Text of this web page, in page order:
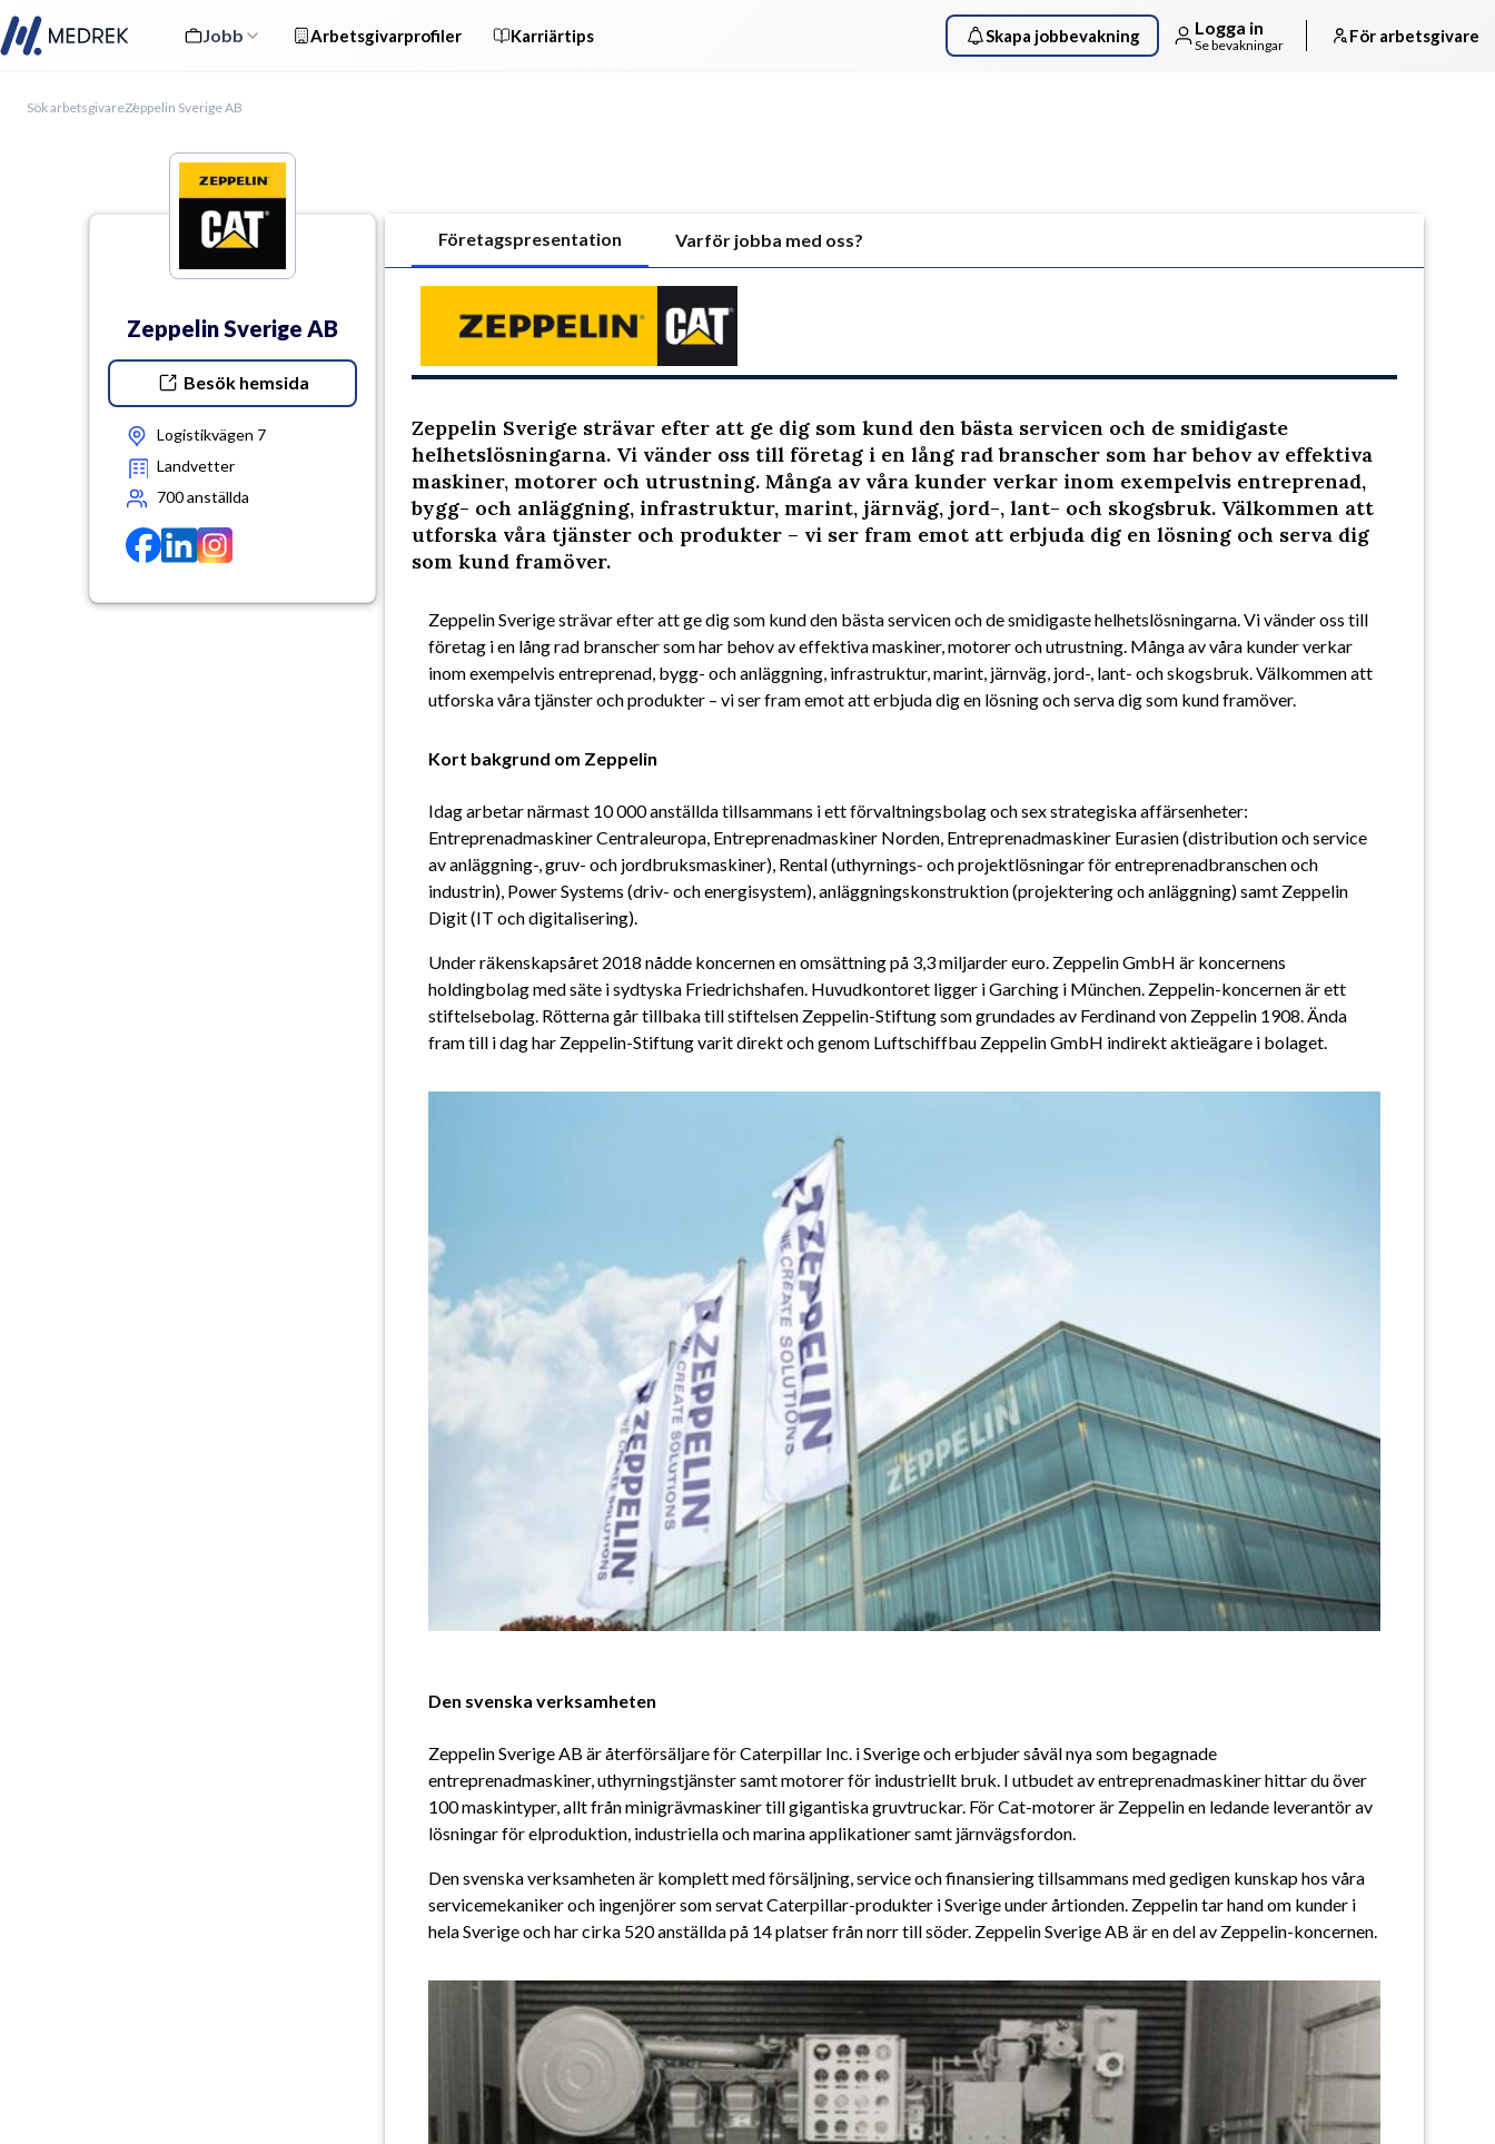
Jobb Arbetsgivarprofiler Karriärtips Skapa jobbevakning Logga in
Se bevakningar För arbetsgivare
Sök arbetsgivareZeppelin Sverige AB
Zeppelin Sverige AB
Besök hemsida
Logistikvägen 7
Landvetter
700anställda
Företagspresentation Varför jobba med oss?
Zeppelin Sverige strävar efter att ge dig som kund den bästa servicen och de smidigaste
helhetslösningarna. Vi vänder oss till företag i en lång rad branscher som har behov av effektiva
maskiner, motorer och utrustning. Många av våra kunder verkar inom exempelvis entreprenad,
bygg- och anläggning, infrastruktur, marint, järnväg, jord-, lant- och skogsbruk. Välkommen att
utforska våra tjänster och produkter – vi ser fram emot att erbjuda dig en lösning och serva dig
som kund framöver.
Zeppelin Sverige strävar efter att ge dig som kund den bästa servicen och de smidigaste helhetslösningarna. Vi vänder oss till
företag i en lång rad branscher som har behov av effektiva maskiner, motorer och utrustning. Många av våra kunder verkar
inom exempelvis entreprenad, bygg- och anläggning, infrastruktur, marint, järnväg, jord-, lant- och skogsbruk. Välkommen att
utforska våra tjänster och produkter – vi ser fram emot att erbjuda dig en lösning och serva dig som kund framöver.
Kort bakgrund om Zeppelin
Idag arbetar närmast 10 000 anställda tillsammans i ett förvaltningsbolag och sex strategiska affärsenheter:
Entreprenadmaskiner Centraleuropa, Entreprenadmaskiner Norden, Entreprenadmaskiner Eurasien (distribution och service
av anläggning-, gruv- och jordbruksmaskiner), Rental (uthyrnings- och projektlösningar för entreprenadbranschen och
industrin), Power Systems (driv- och energisystem), anläggningskonstruktion (projektering och anläggning) samt Zeppelin
Digit (IT och digitalisering).
Under räkenskapsåret 2018 nådde koncernen en omsättning på 3,3 miljarder euro. Zeppelin GmbH är koncernens
holdingbolag med säte i sydtyska Friedrichshafen. Huvudkontoret ligger i Garching i München. Zeppelin-koncernen är ett
stiftelsebolag. Rötterna går tillbaka till stiftelsen Zeppelin-Stiftung som grundades av Ferdinand von Zeppelin 1908. Ända
fram till i dag har Zeppelin-Stiftung varit direkt och genom Luftschiffbau Zeppelin GmbH indirekt aktieägare i bolaget.
Den svenska verksamheten
Zeppelin Sverige AB är återförsäljare för Caterpillar Inc. i Sverige och erbjuder såväl nya som begagnade
entreprenadmaskiner, uthyrningstjänster samt motorer för industriellt bruk. I utbudet av entreprenadmaskiner hittar du över
100 maskintyper, allt från minigrävmaskiner till gigantiska gruvtruckar. För Cat-motorer är Zeppelin en ledande leverantör av
lösningar för elproduktion, industriella och marina applikationer samt järnvägsfordon.
Den svenska verksamheten är komplett med försäljning, service och finansiering tillsammans med gedigen kunskap hos våra
servicemekaniker och ingenjörer som servat Caterpillar-produkter i Sverige under årtionden. Zeppelin tar hand om kunder i
hela Sverige och har cirka 520 anställda på 14 platser från norr till söder. Zeppelin Sverige AB är en del av Zeppelin-koncernen.